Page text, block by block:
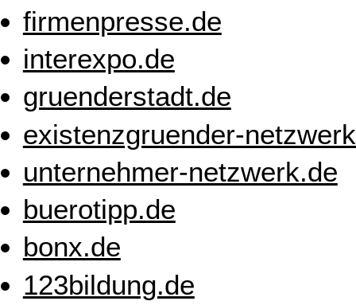
firmenpresse.de
interexpo.de
gruenderstadt.de
existenzgruender-
unternehmer-netzwerk.de
buerotipp.de
bonx.de
123bildung.de